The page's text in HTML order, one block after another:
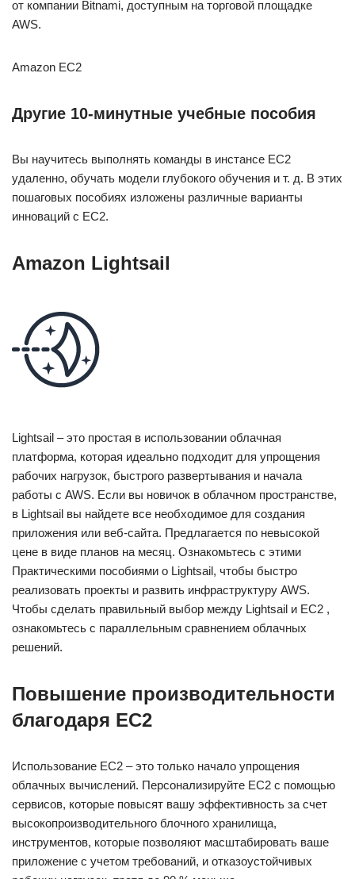
от компании Bitnami, доступным на торговой площадке
AWS.
Amazon EC2
Другие 10‑минутные учебные пособия
Вы научитесь выполнять команды в инстансе EC2
удаленно, обучать модели глубокого обучения и т. д. В этих
пошаговых пособиях изложены различные варианты
инноваций с EC2.
Amazon Lightsail
Lightsail – это простая в использовании облачная
платформа, которая идеально подходит для упрощения
рабочих нагрузок, быстрого развертывания и начала
работы с AWS. Если вы новичок в облачном пространстве,
в Lightsail вы найдете все необходимое для создания
приложения или веб-сайта. Предлагается по невысокой
цене в виде планов на месяц. Ознакомьтесь с этими
Практическими пособиями о Lightsail, чтобы быстро
реализовать проекты и развить инфраструктуру AWS.
Чтобы сделать правильный выбор между Lightsail и EC2 ,
ознакомьтесь с параллельным сравнением облачных
решений.
Повышение производительности
благодаря EC2
Использование EC2 – это только начало упрощения
облачных вычислений. Персонализируйте EC2 с помощью
сервисов, которые повысят вашу эффективность за счет
высокопроизводительного блочного хранилища,
инструментов, которые позволяют масштабировать ваше
приложение с учетом требований, и отказоустойчивых